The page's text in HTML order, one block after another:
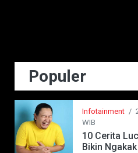
Populer
Infotainment /
WIB
10 Cerita
Bikin Ngakak